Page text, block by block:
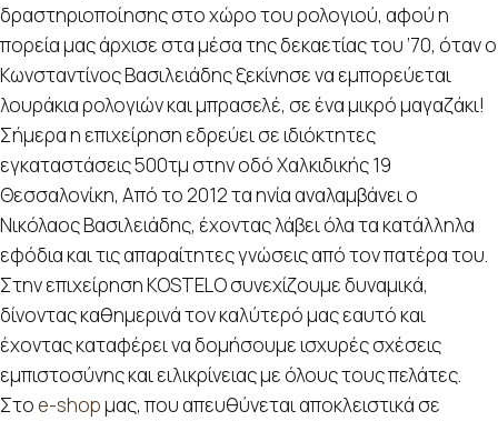
δραστηριοποίησης στο χώρο του ρολογιού, αφού η
πορεία μας άρχισε στα μέσα της δεκαετίας του ’70, όταν ο
Κωνσταντίνος Βασιλειάδης ξεκίνησε να εμπορεύεται
λουράκια ρολογιών και μπρασελέ, σε ένα μικρό μαγαζάκι!
Σήμερα η επιχείρηση εδρεύει σε ιδιόκτητες
εγκαταστάσεις 500τμ στην οδό Χαλκιδικής 19
Θεσσαλονίκη, Από το 2012 τα ηνία αναλαμβάνει ο
Νικόλαος Βασιλειάδης, έχοντας λάβει όλα τα κατάλληλα
εφόδια και τις απαραίτητες γνώσεις από τον πατέρα του.
Στην επιχείρηση KOSTELO συνεχίζουμε δυναμικά,
δίνοντας καθημερινά τον καλύτερό μας εαυτό και
έχοντας καταφέρει να δομήσουμε ισχυρές σχέσεις
εμπιστοσύνης και ειλικρίνειας με όλους τους πελάτες.
Στο e-shopμας, που απευθύνεται αποκλειστικά σε